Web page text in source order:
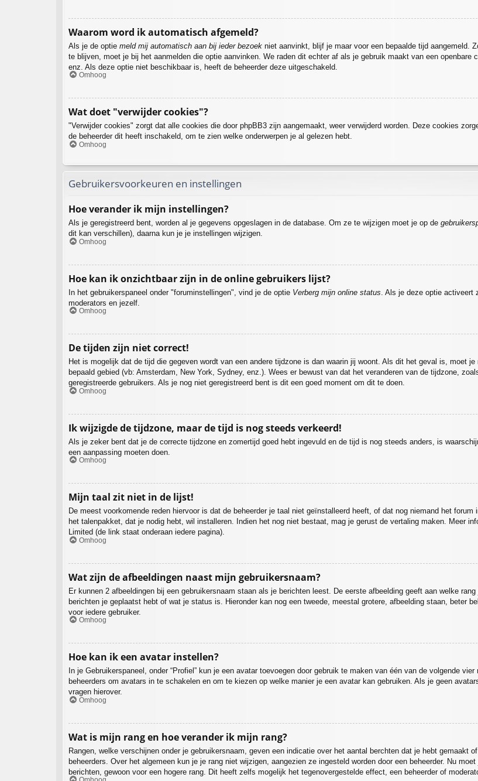
Waarom word ik automatisch afgemeld?
Als je de optie meld mij automatisch aan bij ieder bezoek niet aanvinkt, blijf je maar voor een bepaalde tijd aangemeld.
te blijven, moet je bij het aanmelden die optie aanvinken. We raden dit echter af als je gebruik maakt van een openbare
enz. Als deze optie niet beschikbaar is, heeft de beheerder deze uitgeschakeld.
Omhoog
Wat doet "verwijder cookies"?
"Verwijder cookies" zorgt dat alle cookies die door phpBB3 zijn aangemaakt, weer verwijderd worden. Deze cookies
de beheerder dit heeft inschakeld, om te zien welke onderwerpen je al gelezen hebt.
Omhoog
Gebruikersvoorkeuren en instellingen
Hoe verander ik mijn instellingen?
Als je geregistreerd bent, worden al je gegevens opgeslagen in de database. Om ze te wijzigen moet je op de
dit kan verschillen), daarna kun je je instellingen wijzigen.
Omhoog
Hoe kan ik onzichtbaar zijn in de online gebruikers lijst?
In het gebruikerspaneel onder "foruminstellingen", vind je de optie Verberg mijn online status . Als je deze optie activeert
moderators en jezelf.
Omhoog
De tijden zijn niet correct!
Het is mogelijk dat de tijd die gegeven wordt van een andere tijdzone is dan waarin jij woont. Als dit het geval is, moet
bepaald gebied (vb: Amsterdam, New York, Sydney, enz.). Wees er bewust van dat het veranderen van de tijdzone,
geregistreerde gebruikers. Als je nog niet geregistreerd bent is dit een goed moment om dit te doen.
Omhoog
Ik wijzigde de tijdzone, maar de tijd is nog steeds verkeerd!
Als je zeker bent dat je de correcte tijdzone en zomertijd goed hebt ingevuld en de tijd is nog steeds anders, is
een aanpassing moeten doen.
Omhoog
Mijn taal zit niet in de lijst!
De meest voorkomende reden hiervoor is dat de beheerder je taal niet geïnstalleerd heeft, of dat nog niemand het
het talenpakket, dat je nodig hebt, wil installeren. Indien het nog niet bestaat, mag je gerust de vertaling maken. Meer
Limited (de link staat onderaan iedere pagina).
Omhoog
Wat zijn de afbeeldingen naast mijn gebruikersnaam?
Er kunnen 2 afbeeldingen bij een gebruikersnaam staan als je berichten leest. De eerste afbeelding geeft aan welke
berichten je geplaatst hebt of wat je status is. Hieronder kan nog een tweede, meestal grotere, afbeelding staan, beter
voor iedere gebruiker.
Omhoog
Hoe kan ik een avatar instellen?
In je Gebruikerspaneel, onder “Profiel” kun je een avatar toevoegen door gebruik te maken van één van de volgende
beheerders om avatars in te schakelen en om te kiezen op welke manier je een avatar kan gebruiken. Als je geen
vragen hierover.
Omhoog
Wat is mijn rang en hoe verander ik mijn rang?
Rangen, welke verschijnen onder je gebruikersnaam, geven een indicatie over het aantal berchten dat je hebt gemaakt
beheerders. Over het algemeen kun je je rang niet wijzigen, aangezien ze ingesteld worden door een beheerder. Nu
berichten, gewoon voor een hogere rang. Dit heeft zelfs mogelijk het tegenovergestelde effect, een beheerder of